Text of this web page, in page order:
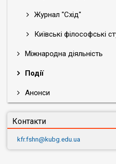
Журнал "Схід"
Київські філософські
Міжнародна діяльність
Події
Анонси
Контакти
kfr.fshn@kubg.edu.ua